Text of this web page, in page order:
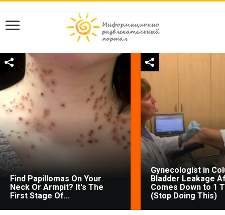
Find Papillomas On Your
Neck Or Armpit? It's The
First Stage Of...
Gynecologist in
Bladder Leakage
Comes Down to 1
(Stop Doing This)